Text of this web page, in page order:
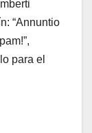
“Annuntio
para el